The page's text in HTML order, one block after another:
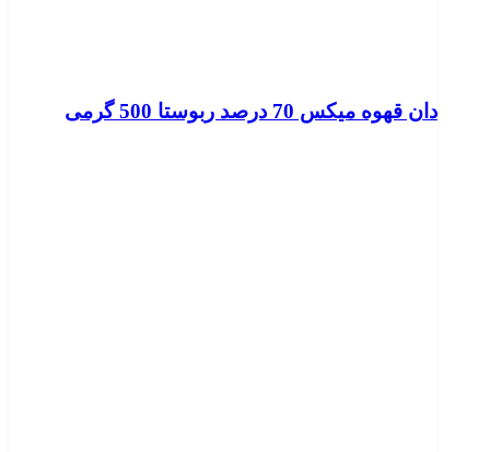
دان قهوه میکس 70 درصد ربوستا 500 گرمی